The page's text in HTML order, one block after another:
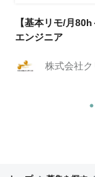
【基本リモ/月
エンジニア
株式会社